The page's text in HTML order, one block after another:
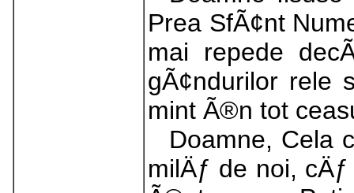
Prea SfÃ¢nt
mai repede
gÃ¢ndurilor rele
mint Ã®n tot
Doamne, Cela
milÄƒ de noi,